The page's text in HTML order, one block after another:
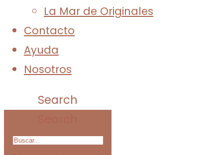
La Mar de Originales
Contacto
Ayuda
Nosotros
Search